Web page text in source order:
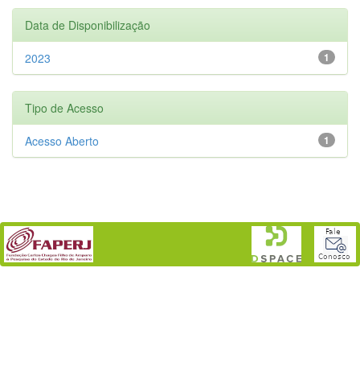
Data de Disponibilização
1
2023
Tipo de Acesso
1
Acesso Aberto